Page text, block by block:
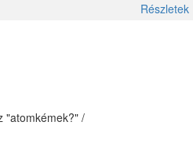
Részletek
"atomkémek?" /